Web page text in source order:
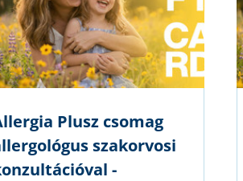
Plusz csomag
szakorvosi
-